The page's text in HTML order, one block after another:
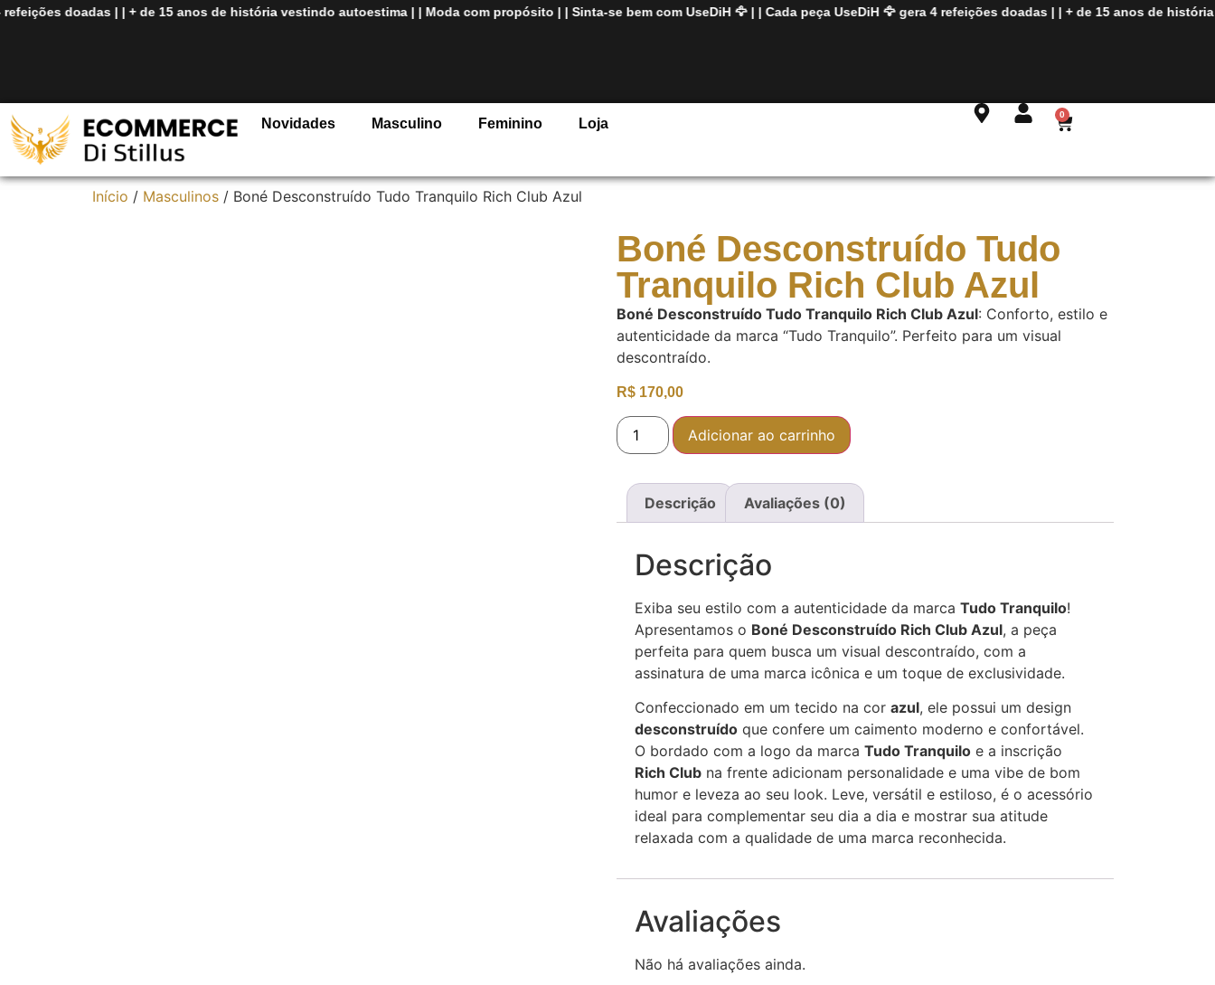
doadas | |+ de15 anos de históriavestindo autoestima| |Moda com propósito| |Sinta-se bem comUseDiH 🦅 | |Cada peça UseDiH 🦅 gera4 refeições doadas | |+ de15 anos de história
Novidades Masculino Feminino Loja
0
Início / Masculinos / Boné Desconstruído Tudo Tranquilo Rich Club Azul
Boné Desconstruído Tudo
Tranquilo Rich Club Azul
Boné Desconstruído Tudo Tranquilo Rich Club Azul: Conforto, estilo e
autenticidade da marca “Tudo Tranquilo”. Perfeito para um visual
descontraído.
R$ 170,00
Adicionar ao carrinho
Descrição Avaliações (0)
Descrição
Exiba seu estilo com a autenticidade da marca Tudo Tranquilo!
Apresentamos o Boné Desconstruído Rich Club Azul, a peça
perfeita para quem busca um visual descontraído, com a
assinatura de uma marca icônica e um toque de exclusividade.
Confeccionado em um tecido na cor azul, ele possui um design
desconstruído que confere um caimento moderno e confortável.
O bordado com a logo da marca Tudo Tranquilo e a inscrição
Rich Club na frente adicionam personalidade e uma vibe de bom
humor e leveza ao seu look. Leve, versátil e estiloso, é o acessório
ideal para complementar seu dia a dia e mostrar sua atitude
relaxada com a qualidade de uma marca reconhecida.
Avaliações
Não há avaliações ainda.